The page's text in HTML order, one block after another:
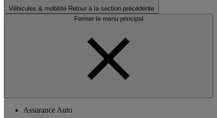
Véhicules & mobilité Retour à la section précédente
Fermer le menu principal
Assurance Auto